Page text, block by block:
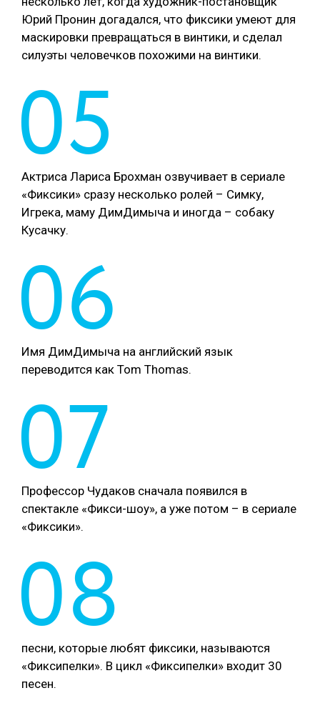
Юрий Пронин догадался, что фиксики умеют для
маскировки превращаться в винтики, и сделал
силуэты человечков похожими на винтики.
05
Актриса Лариса Брохман озвучивает в сериале
«Фиксики» сразу несколько ролей – Симку,
Игрека, маму ДимДимыча и иногда – собаку
Кусачку.
06
Имя ДимДимыча на английский язык
переводится как Tom Thomas.
07
Профессор Чудаков сначала появился в
спектакле «Фикси-шоу», а уже потом – в сериале
«Фиксики».
08
песни, которые любят фиксики, называются
«Фиксипелки». В цикл «Фиксипелки» входит 30
песен.